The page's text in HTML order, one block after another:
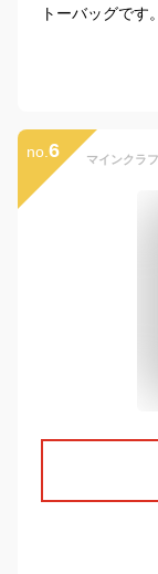
トーバッグです。
no. 6